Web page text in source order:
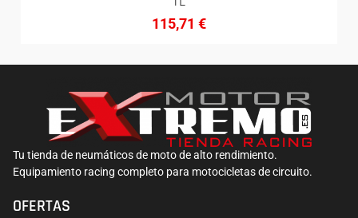
115,71 €
Tu tienda de neumáticos de moto de alto rendimiento.
Equipamiento racing completo para motocicletas de circuito.
OFERTAS